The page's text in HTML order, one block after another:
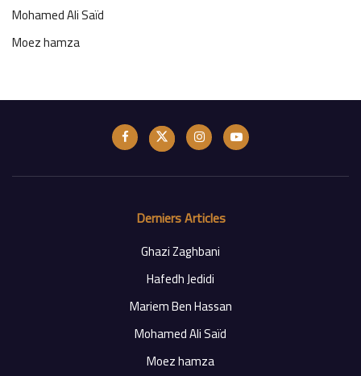
Mohamed Ali Saïd
Moez hamza
Derniers Articles
Ghazi Zaghbani
Hafedh Jedidi
Mariem Ben Hassan
Mohamed Ali Saïd
Moez hamza